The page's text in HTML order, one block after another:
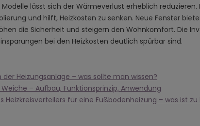
lässt sich der Wärmeverlust erheblich reduzieren.
und hilft, Heizkosten zu senken. Neue Fenster
die Sicherheit und steigern den Wohnkomfort. Die
bei den Heizkosten deutlich spürbar sind.
der Heizungsanlage – was sollte man wissen?
– Aufbau, Funktionsprinzip, Anwendung
Heizkreisverteilers für eine Fußbodenheizung – was ist